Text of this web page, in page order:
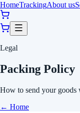
HomeTrackingAbout us
Legal
Packing Policy
How to send your
← Home